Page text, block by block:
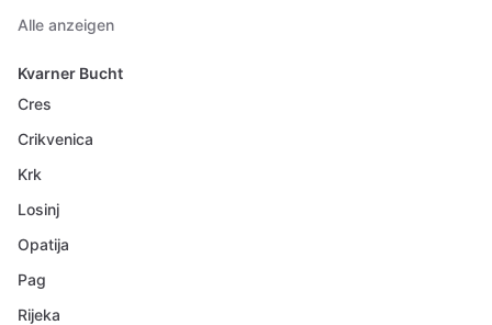
Alle anzeigen
Kvarner Bucht
Cres
Crikvenica
Krk
Losinj
Opatija
Pag
Rijeka